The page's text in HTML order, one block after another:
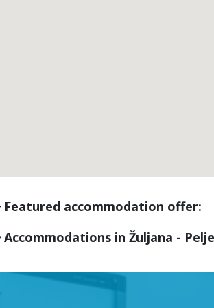
Featured accommodation offer:
Accommodations in Žuljana -